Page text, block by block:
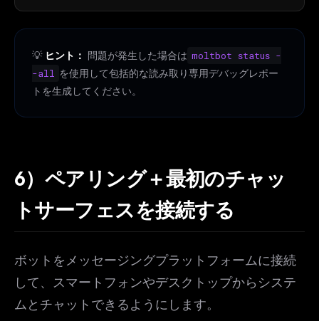
💡 ヒント： 問題が発生した場合は moltbot status -
-all を使用して包括的な読み取り専用デバッグレポー
トを生成してください。
6）ペアリング＋最初のチャッ
トサーフェスを接続する
ボットをメッセージングプラットフォームに接続
して、スマートフォンやデスクトップからシステ
ムとチャットできるようにします。